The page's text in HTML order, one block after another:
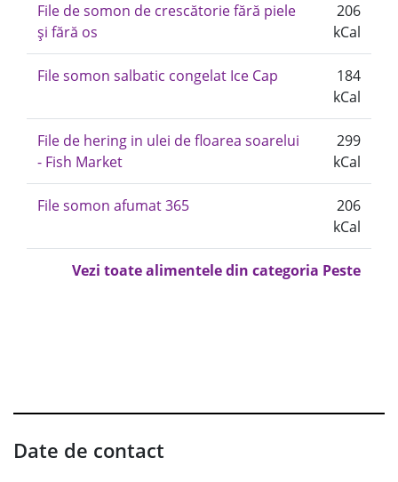
File de somon de crescătorie fără piele
și fără os
206
kCal
File somon salbatic congelat Ice Cap
184
kCal
File de hering in ulei de floarea soarelui
- Fish Market
299
kCal
File somon afumat 365
206
kCal
Vezi toate alimentele din categoria Peste
Date de contact